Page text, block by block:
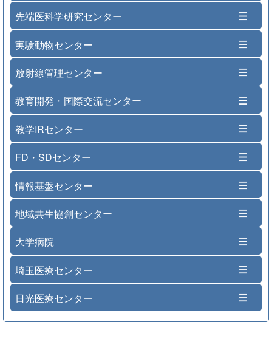
先端医科学研究センター
実験動物センター
放射線管理センター
教育開発・国際交流センター
教学IRセンター
FD・SDセンター
情報基盤センター
地域共生協創センター
大学病院
埼玉医療センター
日光医療センター